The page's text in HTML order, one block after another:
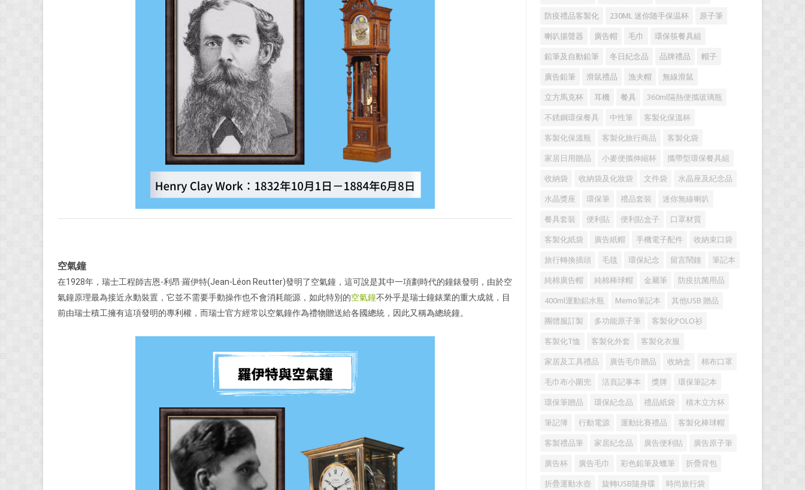
空氣鐘
在1928年，瑞士工程師吉恩-利昂·羅伊特(Jean-Léon Reutter)發明了空氣鐘，這可說是其中一項劃時代的鐘錶發明，由於空
氣鐘原理最為接近永動裝置，它並不需要手動操作也不會消耗能源，如此特別的空氣鐘不外乎是瑞士鐘錶業的重大成就，目
前由瑞士積工擁有這項發明的專利權，而瑞士官方經常以空氣鐘作為禮物贈送給各國總統，因此又稱為總統鐘。
防疫禮品客製化 230ML 迷你随手保温杯 原子筆
喇叭揚聲器 廣告帽 毛巾 環保筷餐具組
鉛筆及自動鉛筆 冬日紀念品 品牌禮品 帽子
廣告鉛筆 滑鼠禮品 漁夫帽 無線滑鼠
立方馬克杯 耳機 餐具 360ml隔熱便攜玻璃瓶
不銹鋼環保餐具 中性筆 客製化保溫杯
客製化保溫瓶 客製化旅行商品 客製化袋
家居日用贈品 小麥便攜伸縮杯 攜帶型環保餐具組
收納袋 收納袋及化妝袋 文件袋 水晶座及紀念品
水晶獎座 環保筆 禮品套裝 迷你無線喇叭
餐具套裝 便利貼 便利貼盒子 口罩材質
客製化紙袋 廣告紙帽 手機電子配件 收納束口袋
旅行轉換插頭 毛毯 環保紀念 留言鬧鐘 筆記本
純棉廣告帽 純棉棒球帽 金屬筆 防疫抗菌用品
400ml運動鋁水瓶 Memo筆記本 其他USB 贈品
團體服訂製 多功能原子筆 客製化POLO衫
客製化T恤 客製化外套 客製化衣服
家居及工具禮品 廣告毛巾贈品 收納盒 棉布口罩
毛巾布小圍兜 活頁記事本 獎牌 環保筆記本
環保筆贈品 環保紀念品 禮品紙袋 積木立方杯
筆記簿 行動電源 運動比賽禮品 客製化棒球帽
客製禮品筆 家居紀念品 廣告便利貼 廣告原子筆
廣告杯 廣告毛巾 彩色鉛筆及蠟筆 折疊背包
折疊運動水壺 旋轉USB隨身碟 時尚旅行袋